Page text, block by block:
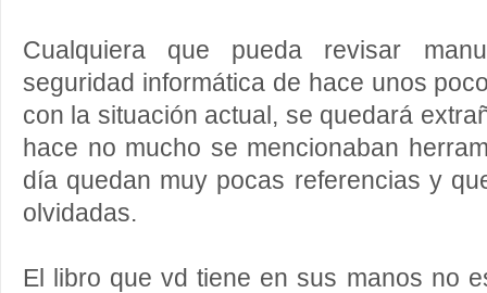
Cualquiera que pueda revisar
seguridad informática de hace unos
con la situación actual, se quedará
hace no mucho se mencionaban
día quedan muy pocas referencias y
olvidadas.
El libro que vd tiene en sus manos no